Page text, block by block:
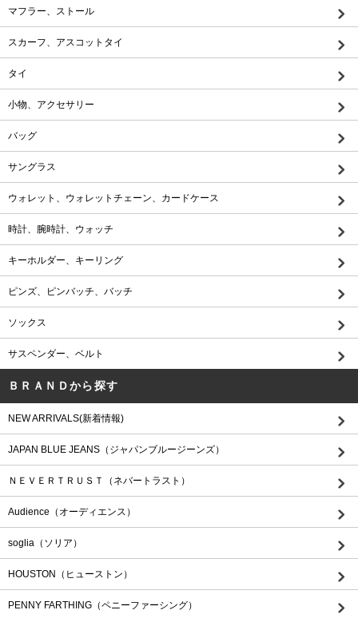
マフラー、ストール
スカーフ、アスコットタイ
タイ
小物、アクセサリー
バッグ
サングラス
ウォレット、ウォレットチェーン、カードケース
時計、腕時計、ウォッチ
キーホルダー、キーリング
ピンズ、ピンバッチ、バッチ
ソックス
サスペンダー、ベルト
ＢＲＡＮＤから探す
NEW ARRIVALS(新着情報)
JAPAN BLUE JEANS（ジャパンブルージーンズ）
ＮＥＶＥＲＴＲＵＳＴ（ネバートラスト）
Audience（オーディエンス）
soglia（ソリア）
HOUSTON（ヒューストン）
PENNY FARTHING（ペニーファーシング）